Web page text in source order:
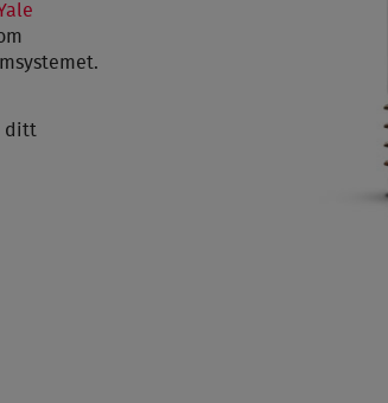
ditt